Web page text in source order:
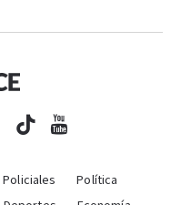
Policiales
Política